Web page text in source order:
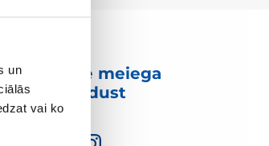
un
vai ko
Võtke meiega
ühendust